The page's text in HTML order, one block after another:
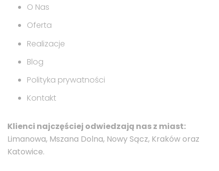
O Nas
Oferta
Realizacje
Blog
Polityka prywatności
Kontakt
Klienci najczęściej odwiedzają nas z miast:
Limanowa, Mszana Dolna, Nowy Sącz, Kraków oraz
Katowice.